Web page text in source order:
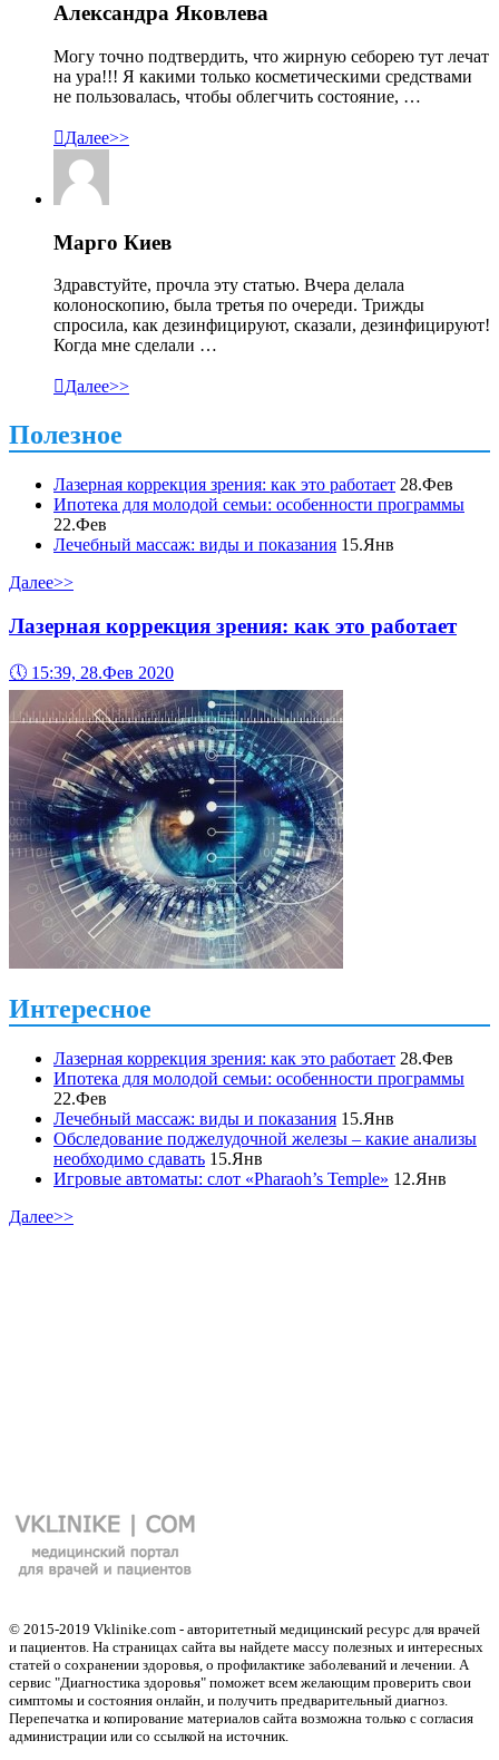
Александра Яковлева
Могу точно подтвердить, что жирную себорею тут лечат
на ура!!! Я какими только косметическими средствами
не пользовалась, чтобы облегчить состояние, …
Далее>>
Марго Киев
Здравстуйте, прочла эту статью. Вчера делала
колоноскопию, была третья по очереди. Трижды
спросила, как дезинфицируют, сказали, дезинфицируют!
Когда мне сделали …
Далее>>
Полезное
Лазерная коррекция зрения: как это работает 28.Фев
Ипотека для молодой семьи: особенности программы
22.Фев
Лечебный массаж: виды и показания 15.Янв
Далее>>
Лазерная коррекция зрения: как это работает
🕔 15:39, 28.Фев 2020
Интересное
Лазерная коррекция зрения: как это работает 28.Фев
Ипотека для молодой семьи: особенности программы
22.Фев
Лечебный массаж: виды и показания 15.Янв
Обследование поджелудочной железы – какие анализы
необходимо сдавать 15.Янв
Игровые автоматы: слот «Pharaoh’s Temple» 12.Янв
Далее>>
© 2015-2019 Vklinike.com - авторитетный медицинский ресурс для врачей
и пациентов. На страницах сайта вы найдете массу полезных и интересных
статей о сохранении здоровья, о профилактике заболеваний и лечении. А
сервис "Диагностика здоровья" поможет всем желающим проверить свои
симптомы и состояния онлайн, и получить предварительный диагноз.
Перепечатка и копирование материалов сайта возможна только с согласия
администрации или со ссылкой на источник.